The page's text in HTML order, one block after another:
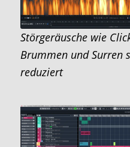
Störgeräusche wie
Brummen und Surren
reduziert